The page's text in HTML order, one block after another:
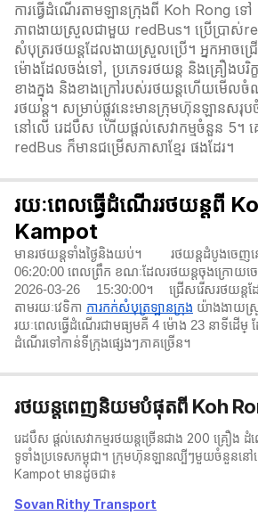
ការធ្វើដំណើរតាមឡានក្រុងពី Koh Rong ទ
ភាពងាយស្រួលជាមួយ redBus។ ប្រើប្រាស់
សំបុត្ររថយន្តដែលងាយស្រួលប្រើ។ អ្នកអាចជ្រ
ម៉ោងដែលចង់ទៅ, ប្រភេទរថយន្ត និងគ្រឿងបរិក្ខ
ខាងក្នុង និងខាងក្រៅរបស់រថយន្តហើយមើល
រថយន្ត។ សម្រាប់ផ្លូវនេះមានក្រុមហ៊ុនឡានសរុ
នៅលើ រេដបឹស ហើយផ្តល់សេវាកម្មចំនួន 5។ គ
redBus ក៏មានជម្រើសភាសាខ្មែរ ផងដែរ។
រយៈពេលធ្វើដំណើររថយន្តពី
Kampot
មានរថយន្តទាំងថ្ងៃនិងយប់។ រថយន្តដំបូងច
06:20:00 ពេលព្រឹក ខណៈដែលរថយន្តចុងក្រោយ
2026-03-26 15:30:00។ ជ្រើសរើសរថយន្តដ
តាមរយៈវេទិកា ការកក់សំបុត្រឡានក្រុង យ៉ាងងាយ
រយៈពេលធ្វើដំណើរជាមធ្យមគឺ 4 ម៉ោង 23 នាទី​ដើម្
ដំណើរទៅកាន់ទីក្រុងផ្សេងៗភាគច្រើន។
រថយន្តពេញនិយមបំផុតពី Koh
រេដបឹស ផ្តល់សេវាកម្មរថយន្តច្រើនជាង 200 គ្រឿង ដំ
ទូទាំងប្រទេសកម្ពុជា។ ក្រុមហ៊ុនឡានល្បីៗមួយចំនួននៅ
Kampot មានដូចជា៖
Sovan Rithy Transport